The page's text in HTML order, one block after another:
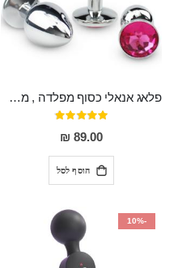
פלאג אנאלי כסוף מפלדה , מתאים ללבישה מתחת לבגדים, בגודל 7.3 על 2.8 ס"מ
דירוג:
97%
89.00 ₪
הוסף לסל
-10%